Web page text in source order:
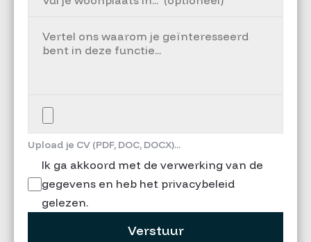
Upload je CV (PDF, DOC, DOCX)...
Ik ga akkoord met de verwerking van de
gegevens en heb het privacybeleid
gelezen.
Verstuur